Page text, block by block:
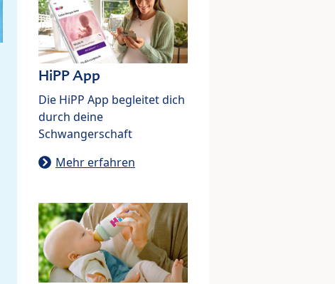
HiPP App
Die HiPP App begleitet dich
durch deine
Schwangerschaft
Mehr erfahren